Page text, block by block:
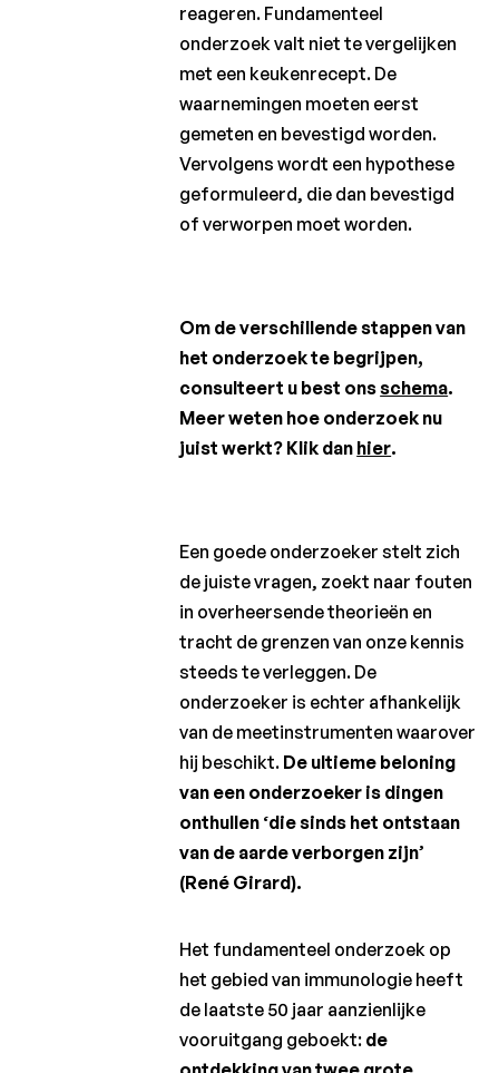
reageren. Fundamenteel
onderzoek valt niet te vergelijken
met een keukenrecept. De
waarnemingen moeten eerst
gemeten en bevestigd worden.
Vervolgens wordt een hypothese
geformuleerd, die dan bevestigd
of verworpen moet worden.
Om de verschillende stappen van
het onderzoek te begrijpen,
consulteert u best onsschema.
Meer weten hoe onderzoek nu
juist werkt? Klik dan hier.
Een goede onderzoeker stelt zich
de juiste vragen, zoekt naar fouten
in overheersende theorieën en
tracht de grenzen van onze kennis
steeds te verleggen. De
onderzoeker is echter afhankelijk
van de meetinstrumenten waarover
hij beschikt. De ultieme beloning
van een onderzoeker is dingen
onthullen ‘die sinds het ontstaan
van de aarde verborgen zijn’
(René Girard).
Het fundamenteel onderzoek op
het gebied van immunologie heeft
de laatste 50 jaar aanzienlijke
vooruitgang geboekt: de